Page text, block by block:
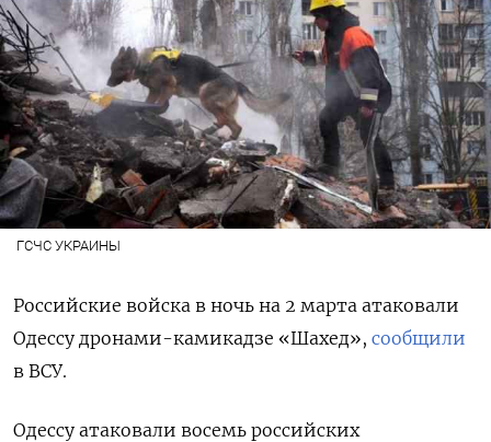
ГСЧС УКРАИНЫ
Российские войска в ночь на 2 марта атаковали
Одессу дронами-камикадзе «Шахед», сообщили
в ВСУ.
Одессу атаковали восемь российских